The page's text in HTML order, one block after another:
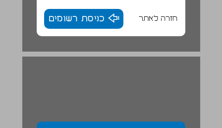
חזרה לאתר כניסת רשומים